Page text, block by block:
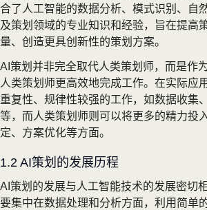
合了人工智能的数据分析、模式识别、自
及策划领域的专业知识和经验，旨在提高
量、创造更具创新性的策划方案。
AI策划并非完全取代人类策划师，而是作
人类策划师更高效地完成工作。在实际应
重复性、规律性较强的工作，如数据收集
等，而人类策划师则可以将更多的精力投
定、方案优化等方面。
1.2 AI策划的发展历程
AI策划的发展与人工智能技术的发展密切
要集中在数据处理和分析方面，利用简单